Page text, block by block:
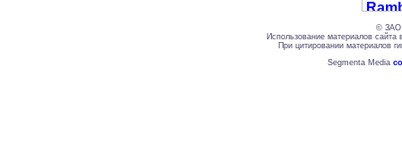
© ЗАО
Использование материалов
При цитировании материалов
Segmenta Media